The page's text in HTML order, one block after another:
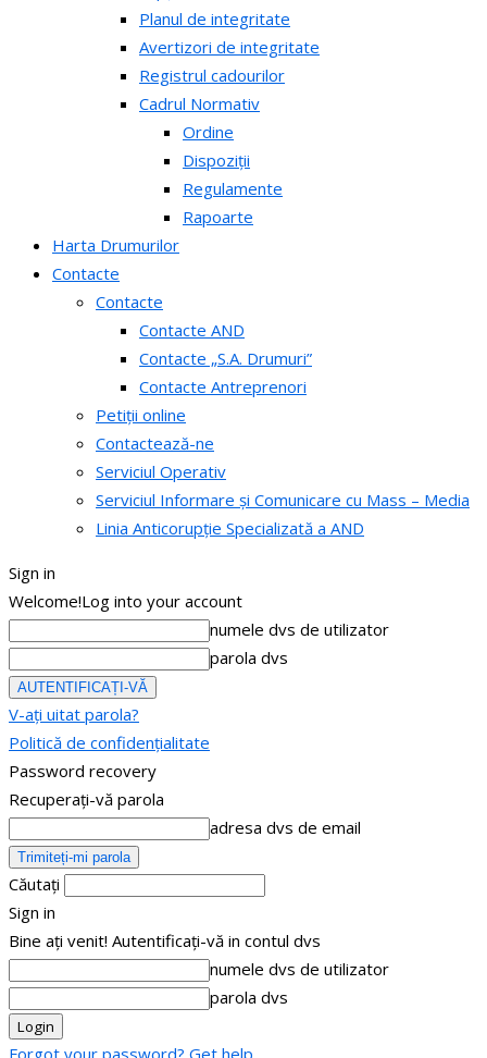
Planul de integritate
Avertizori de integritate
Registrul cadourilor
Cadrul Normativ
Ordine
Dispoziții
Regulamente
Rapoarte
Harta Drumurilor
Contacte
Contacte
Contacte AND
Contacte „S.A. Drumuri”
Contacte Antreprenori
Petiții online
Contactează-ne
Serviciul Operativ
Serviciul Informare și Comunicare cu Mass – Media
Linia Anticorupție Specializată a AND
Sign in
Welcome!Log into your account
numele dvs de utilizator
parola dvs
V-ați uitat parola?
Politică de confidențialitate
Password recovery
Recuperați-vă parola
adresa dvs de email
Căutați
Sign in
Bine ați venit! Autentificați-vă in contul dvs
numele dvs de utilizator
parola dvs
Forgot your password? Get help